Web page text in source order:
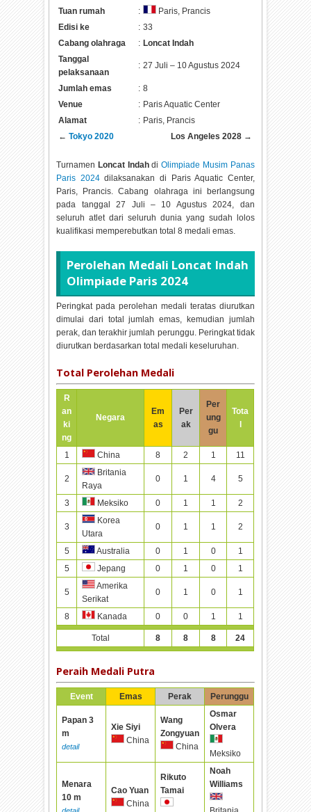
Tuan rumah
:
Paris, Prancis
Edisi ke
: 33
Cabang olahraga
: Loncat Indah
Tanggal
pelaksanaan
: 27 Juli – 10 Agustus 2024
Jumlah emas : 8
Venue
: Paris Aquatic Center
Alamat
: Paris, Prancis
←Tokyo 2020 Los Angeles 2028 →
Turnamen Loncat IndahdiOlimpiade Musim Panas
Paris 2024dilaksanakan di
Paris Aquatic Center,
Paris, Prancis. Cabang olahraga ini berlangsung
pada tanggal27 Juli – 10 Agustus 2024, dan
seluruh atlet dari seluruh dunia yang sudah lolos
kualifikasi memperebutkan total8 medali emas.
Perolehan Medali Loncat Indah
Olimpiade Paris 2024
Peringkat pada perolehan medali teratas diurutkan
dimulai dari total jumlah emas, kemudian jumlah
perak, dan terakhir jumlah perunggu. Peringkat tidak
diurutkan berdasarkan total medali keseluruhan.
Total Perolehan Medali
R
an
ki
ng
Negara
Em
as
Per
ak
Per
ung
gu
Tota
l
1 China 8 2 1 11
2
Britania
Raya
0 1 4 5
3 Meksiko 0 1 1 2
3
Korea
Utara
0 1 1 2
5 Australia 0 1 0
1
5
Jepang 0 1 0 1
5
Amerika
Serikat
0 1 0 1
8 Kanada 0 0 1 1
Total 8 8 8 24
Peraih Medali Putra
Event Emas Perak Perunggu
Papan 3
m
detail
Xie Siyi
China
Wang
Zongyuan
China
Osmar
Olvera
Meksiko
Menara
10 m
Cao Yuan
China
Rikuto
Tamai
Noah
Williams